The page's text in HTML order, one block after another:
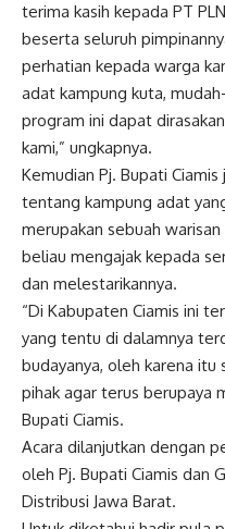
terima kasih kepada PT
beserta seluruh
perhatian kepada warga
adat kampung kuta,
program ini dapat
kami,” ungkapnya.
Kemudian Pj. Bupati
tentang kampung adat
merupakan sebuah
beliau mengajak kepada
dan melestarikannya.
“Di Kabupaten Ciamis ini
yang tentu di dalamnya
budayanya, oleh karena itu
pihak agar terus berupaya
Bupati Ciamis.
Acara dilanjutkan dengan
oleh Pj. Bupati Ciamis dan
Distribusi Jawa Barat.